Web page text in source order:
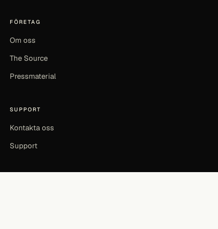
FÖRETAG
Om oss
The Source
Pressmaterial
SUPPORT
Kontakta oss
Support